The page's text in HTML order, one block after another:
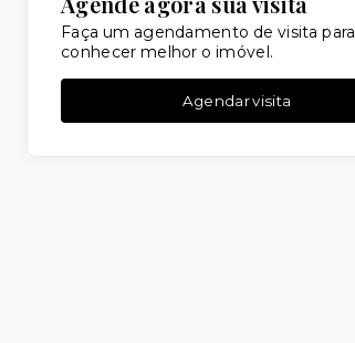
Faça um agendamento de visita para
conhecer melhor o imóvel.
Agendar visita